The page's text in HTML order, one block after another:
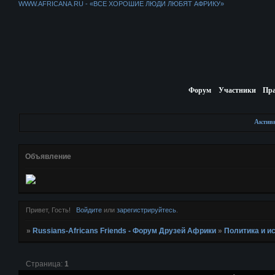
WWW.AFRICANA.RU - «ВСЕ ХОРОШИЕ ЛЮДИ ЛЮБЯТ АФРИКУ»
Форум Участники
Объявление
Привет, Гость! Войдитеили зарегистрируйтесь.
» Russians-Africans Friends - Форум Друзей Африки » Политика и
Страница: 1